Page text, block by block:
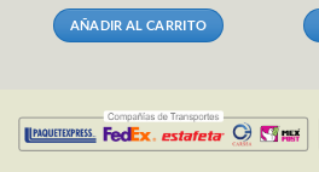
era:
$114.84.
es:
$103.36.
AÑADIR AL CARRITO